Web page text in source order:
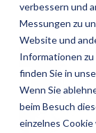
verbessern und
Messungen zu
Website und
Informationen
finden Sie in
Wenn Sie
beim Besuch
einzelnes